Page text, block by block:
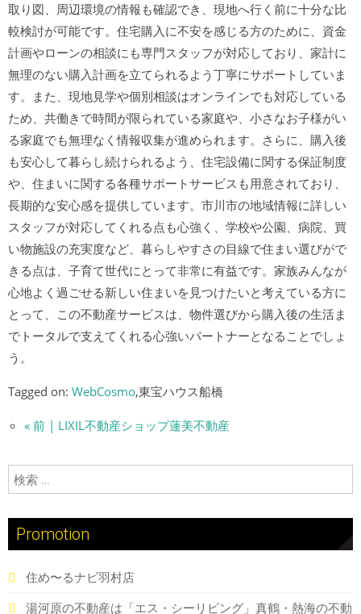
取り図、周辺環境の情報も確認でき、現地へ行く前に十分な比
較検討が可能です。住宅購入に不安を感じる方のために、資金
計画やローンの相談にも専門スタッフが対応しており、家計に
無理のない購入計画を立てられるよう丁寧にサポートしていま
す。また、現地見学や個別相談はオンラインでも対応している
ため、共働きで時間が限られている家庭や、小さなお子様がい
る家庭でも無理なく情報収集が進められます。さらに、購入後
も安心して暮らし続けられるよう、住宅設備に関する保証制度
や、住まいに関する各種サポートサービスも用意されており、
長期的な安心感を提供しています。市川市の地域情報に詳しい
スタッフが対応してくれる点も心強く、学校や公園、病院、買
い物施設の充実度など、暮らしやすさの目線で住まい選びがで
きる点は、子育て世代にとって非常に有益です。家族みんなが
心地よく過ごせる新しい住まいを見つけたいと考えている方に
とって、この不動産サービスは、物件選びから購入後の生活ま
でトータルで支えてくれる心強いパートナーとなることでしょ
う。
Tagged on: WebCosmo,東宝ハウス船橋
« 前 | LIXIL不動産ショップ蓮美不動産
検索:
Promotion
住め〜るナビ羽村店
湯河原の不動産は「エス・シーリビング」真鶴・熱海の不動